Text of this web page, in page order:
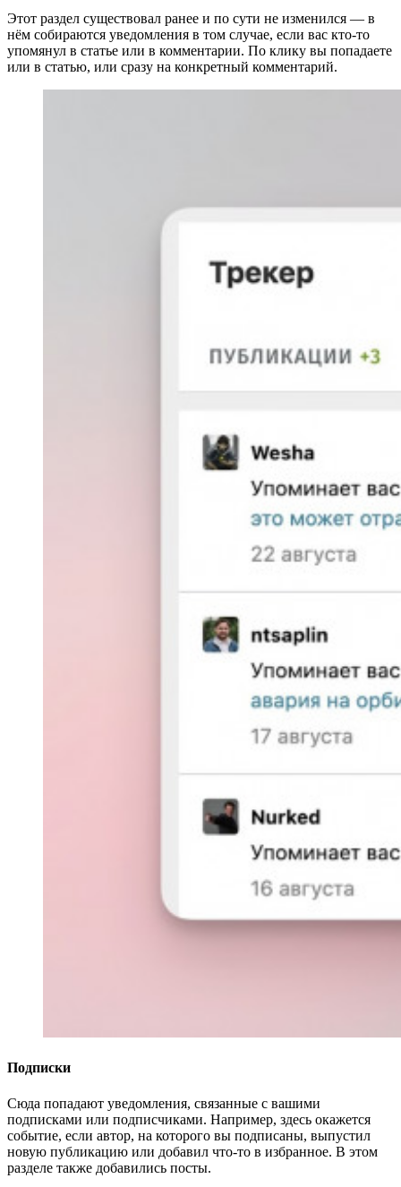
Этот раздел существовал ранее и по сути не изменился — в
нём собираются уведомления в том случае, если вас кто-то
упомянул в статье или в комментарии. По клику вы попадаете
или в статью, или сразу на конкретный комментарий.
Подписки
Сюда попадают уведомления, связанные с вашими
подписками или подписчиками. Например, здесь окажется
событие, если автор, на которого вы подписаны, выпустил
новую публикацию или добавил что-то в избранное. В этом
разделе также добавились посты.